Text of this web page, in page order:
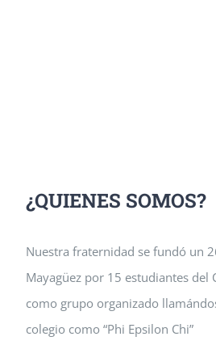
¿QUIENES SOMOS?
Nuestra fraternidad se fundó un
Mayagüez por 15 estudiantes del
como grupo organizado
colegio como “Phi Epsilon Chi”